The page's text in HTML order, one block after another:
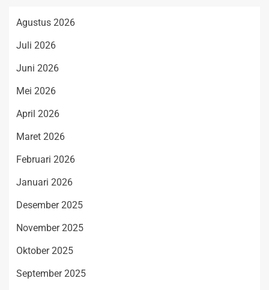
Agustus 2026
Juli 2026
Juni 2026
Mei 2026
April 2026
Maret 2026
Februari 2026
Januari 2026
Desember 2025
November 2025
Oktober 2025
September 2025